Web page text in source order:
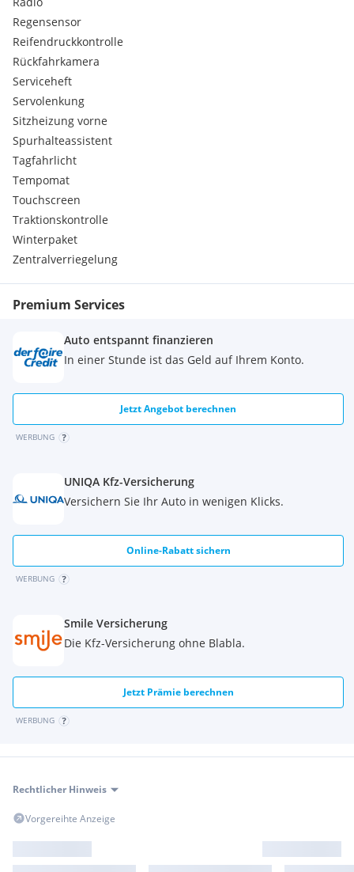
Regensensor
Reifendruckkontrolle
Rückfahrkamera
Serviceheft
Servolenkung
Sitzheizung vorne
Spurhalteassistent
Tagfahrlicht
Tempomat
Touchscreen
Traktionskontrolle
Winterpaket
Zentralverriegelung
Premium Services
Auto entspannt finanzieren
In einer Stunde ist das Geld auf Ihrem Konto.
Jetzt Angebot berechnen
WERBUNG
UNIQA Kfz-Versicherung
Versichern Sie Ihr Auto in wenigen Klicks.
Online-Rabatt sichern
WERBUNG
Smile Versicherung
Die Kfz-Versicherung ohne Blabla.
Jetzt Prämie berechnen
WERBUNG
Rechtlicher Hinweis
Vorgereihte Anzeige